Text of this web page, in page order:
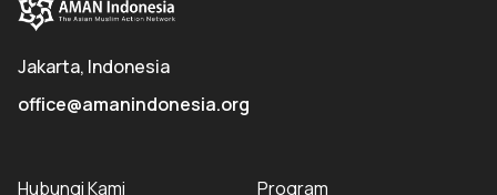
Jakarta, Indonesia
office@amanindonesia.org
Hubungi Kami
Program